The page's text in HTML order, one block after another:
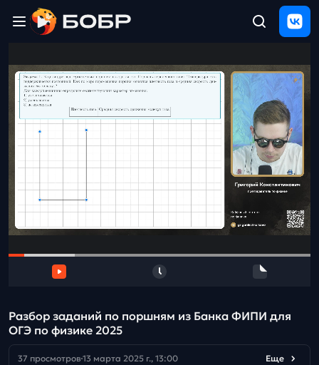
ЩЕЛЧОК
2026
Полезные
материалы
Проверка
Тех
поддержка
и
Разбор заданий по поршням из Банка ФИПИ для
ОГЭ по физике 2025
37 просмотров 13 марта 2025 г., 13:00 Еще